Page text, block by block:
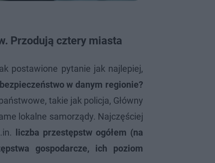
Przodują cztery miasta
postawione pytanie jak najlepiej,
w danym regionie?
takie jak policja, Główny
lokalne samorządy. Najczęściej
liczba przestępstw ogółem (na
gospodarcze, ich poziom